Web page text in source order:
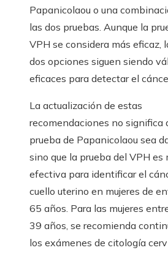
Papanicolaou o una
las dos pruebas. Aunque la
VPH se considera más eficaz,
dos opciones siguen siendo
eficaces para detectar el
La actualización de estas
recomendaciones no significa
prueba de Papanicolaou sea
sino que la prueba del VPH es
efectiva para identificar el
cuello uterino en mujeres de
65 años. Para las mujeres
39 años, se recomienda
los exámenes de citología